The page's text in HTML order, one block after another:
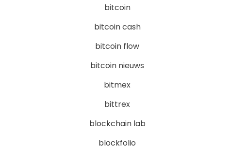
bitcoin
bitcoin cash
bitcoin flow
bitcoin nieuws
bitmex
bittrex
blockchain lab
blockfolio